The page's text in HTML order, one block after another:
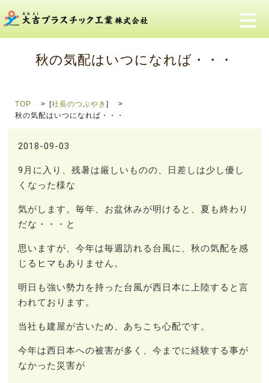
メ
秋の気配はいつになれば・・・
TOP [社長のつぶやき]
秋の気配はいつになれば・・・
2018-09-03
9月に入り、残暑は厳しいものの、日差しは少し優し
くなった様な
気がします。毎年、お盆休みが明けると、夏も終わり
だな・・・と
思いますが、今年は毎週訪れる台風に、秋の気配を感
じるヒマもありません。
明日も強い勢力を持った台風が西日本に上陸すると言
われております。
当社も建屋が古いため、あちこち心配です。
今年は西日本への被害が多く、今までに経験する事が
なかった災害が